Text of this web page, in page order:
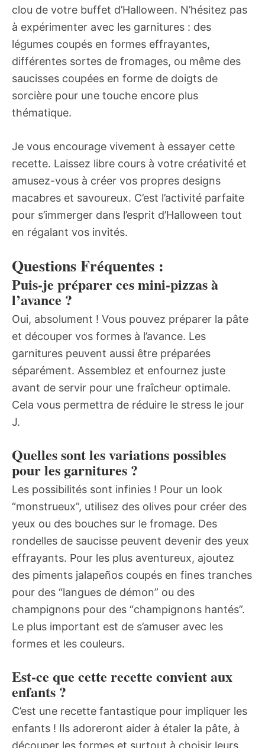
clou de votre buffet d’Halloween. N’hésitez pas
à expérimenter avec les garnitures : des
légumes coupés en formes effrayantes,
différentes sortes de fromages, ou même des
saucisses coupées en forme de doigts de
sorcière pour une touche encore plus
thématique.
Je vous encourage vivement à essayer cette
recette. Laissez libre cours à votre créativité et
amusez-vous à créer vos propres designs
macabres et savoureux. C’est l’activité parfaite
pour s’immerger dans l’esprit d’Halloween tout
en régalant vos invités.
Questions Fréquentes :
Puis-je préparer ces mini-pizzas à
l’avance ?
Oui, absolument ! Vous pouvez préparer la pâte
et découper vos formes à l’avance. Les
garnitures peuvent aussi être préparées
séparément. Assemblez et enfournez juste
avant de servir pour une fraîcheur optimale.
Cela vous permettra de réduire le stress le jour
J.
Quelles sont les variations possibles
pour les garnitures ?
Les possibilités sont infinies ! Pour un look
“monstrueux”, utilisez des olives pour créer des
yeux ou des bouches sur le fromage. Des
rondelles de saucisse peuvent devenir des yeux
effrayants. Pour les plus aventureux, ajoutez
des piments jalapeños coupés en fines tranches
pour des “langues de démon” ou des
champignons pour des “champignons hantés”.
Le plus important est de s’amuser avec les
formes et les couleurs.
Est-ce que cette recette convient aux
enfants ?
C’est une recette fantastique pour impliquer les
enfants ! Ils adoreront aider à étaler la pâte, à
découper les formes et surtout à choisir leurs